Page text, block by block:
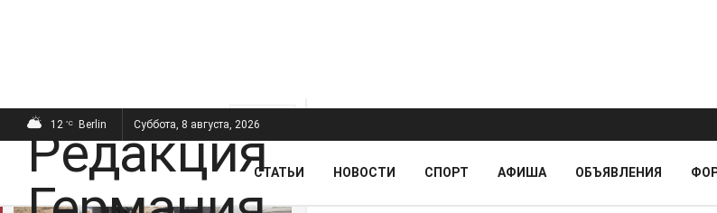
ПОСЛЕДНИЕ
12 °C Berlin Суббота, 8 августа, 2026
СТАТЬИ НОВОСТИ СПОРТ АФИША ОБЪЯВЛЕНИЯ